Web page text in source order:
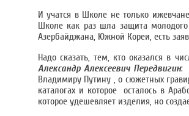
И учатся в Школе не только
Школе как раз шла защита
Азербайджана, Южной Кореи, есть
Надо сказать, тем, кто оказался в
Александр Алексеевич Передвигин:
Владимиру Путину , о сюжетных
каталогах и которое осталось в
которое удешевляет изделия, но